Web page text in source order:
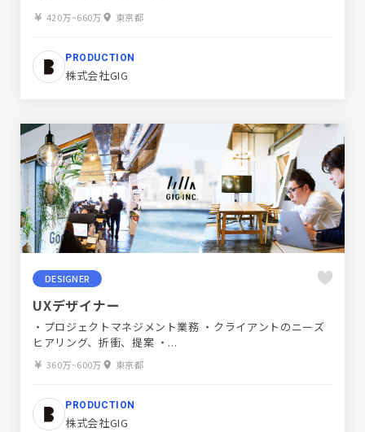
420万~660万 東京都
PRODUCTION
株式会社GIG
DESIGNER
UXデザイナー
・プロジェクトマネジメント業務 ・クライアントのニーズ
ヒアリング、折衝、提案 ・...
360万~600万 東京都
PRODUCTION
株式会社GIG